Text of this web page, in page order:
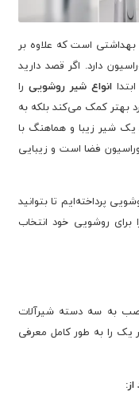
است که علاوه بر
دارد. اگر قصد دارید
انواع شیر روشویی را
بهتر کمک می‌کند بلکه به
شیر زیبا و هماهنگ با
فضا است و زیبایی
پرداخته‌ایم تا بتوانید
برای روشویی خود انتخاب
به سه دسته شیرآلات
یک را به طور کامل معرفی